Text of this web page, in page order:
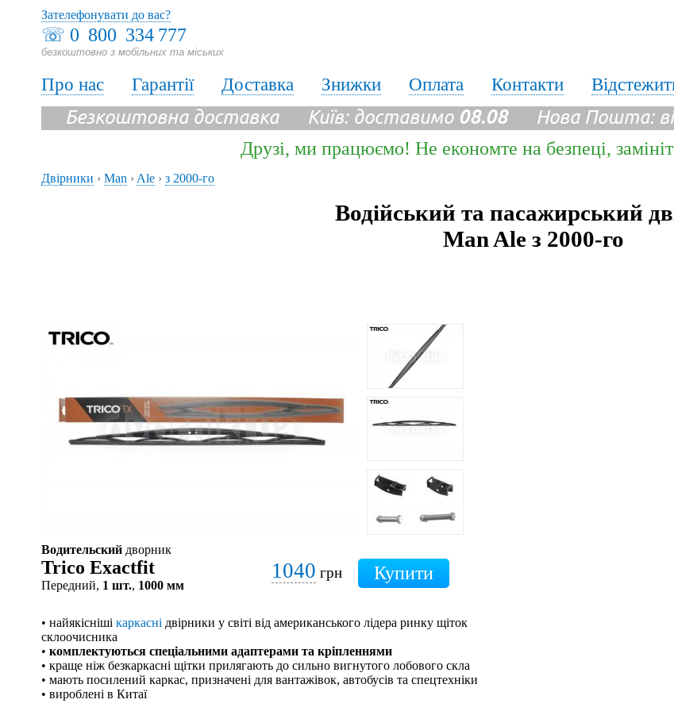
☏ 0 800 334 777
безкоштовно з мобільних та міських
Зателефонувати до вас?
Про нас Гарантії Доставка Знижки Оплата Контакти
Безкоштовна доставка Київ: доставимо 08.08Нова Пошта:
Друзі, ми працюємо! Не економте на безпеці,
Двірники › Man › Ale › з 2000-го
Водійський та пасажирський
Man Ale з 2000-го
Водительский дворник
Trico Exactfit
Передний, 1 шт., 1000 мм
1040 грн
• найякісніші каркасні двірники у світі від американського лідера ринку щіток
склоочисника
• комплектуються спеціальними адаптерами та кріпленнями
• краще ніж безкаркасні щітки прилягають до сильно вигнутого лобового скла
• мають посилений каркас, призначені для вантажівок, автобусів та спецтехніки
• вироблені в Китаї